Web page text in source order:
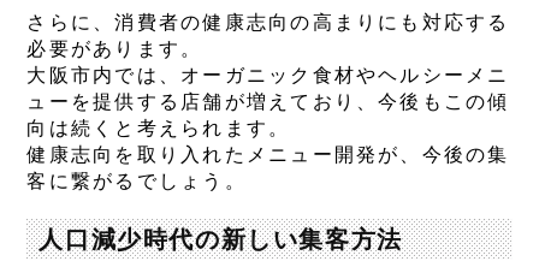
さらに、消費者の健康志向の高まりにも対応する
必要があります。
大阪市内では、オーガニック食材やヘルシーメニ
ューを提供する店舗が増えており、今後もこの傾
向は続くと考えられます。
健康志向を取り入れたメニュー開発が、今後の集
客に繋がるでしょう。
人口減少時代の新しい集客方法